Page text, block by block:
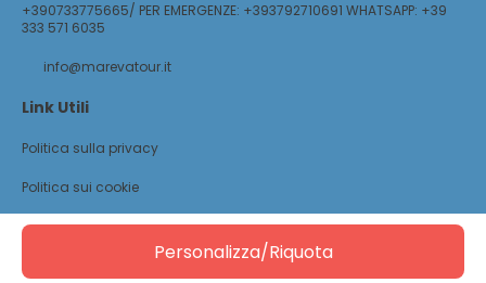
Personalizza/Riquota
+390733775665/ PER EMERGENZE: +393792710691 WHATSAPP: +39
333 571 6035
info@marevatour.it
Link Utili
Politica sulla privacy
Politica sui cookie
@ Copyright 2026